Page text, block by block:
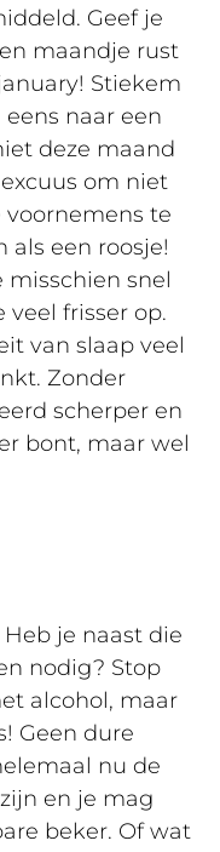
Geef je
maandje rust
Stiekem
naar een
deze maand
om niet
te
als een roosje!
misschien snel
veel frisser op.
van slaap veel
Zonder
scherper en
bont, maar wel
je naast die
nodig? Stop
alcohol, maar
Geen dure
nu de
en je mag
beker. Of wat